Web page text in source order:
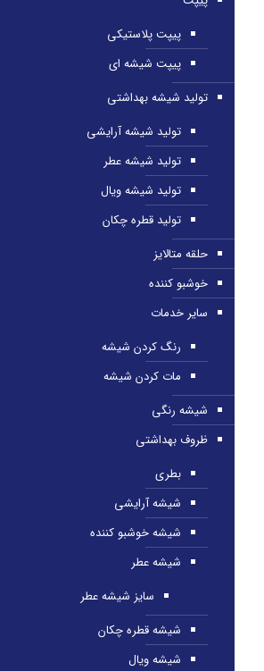
پیپت پلاستیکی
پیپت شیشه ای
تولید شیشه بهداشتی
تولید شیشه آرایشی
تولید شیشه عطر
تولید شیشه ویال
تولید قطره چکان
حلقه متالایز
خوشبو کننده
سایر خدمات
رنگ کردن شیشه
مات کردن شیشه
شیشه رنگی
ظروف بهداشتی
بطری
شیشه آرایشی
شیشه خوشبو کننده
شیشه عطر
سایز شیشه عطر
شیشه قطره چکان
شیشه ویال